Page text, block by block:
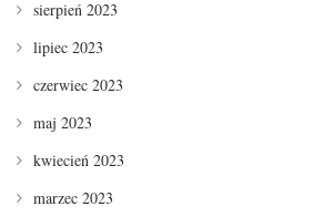
sierpień 2023
lipiec 2023
czerwiec 2023
maj 2023
kwiecień 2023
marzec 2023